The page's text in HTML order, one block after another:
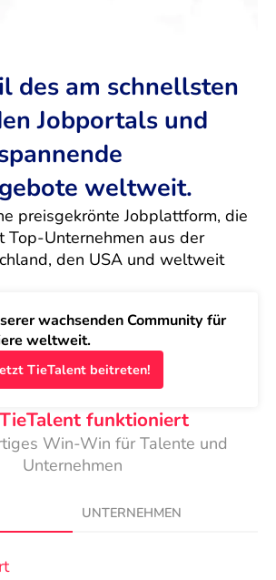
des am schnellsten
Jobportals und
weltweit.
preisgekrönte Jobplattform, die
Top-Unternehmen aus der
den USA und weltweit
wachsenden Community für
weltweit.
TieTalent beitreten!
funktioniert
Win-Win für Talente und
Unternehmen
UNTERNEHMEN